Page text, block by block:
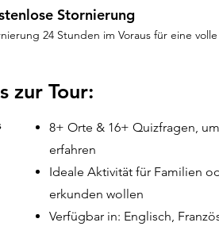
Stornierung
24 Stunden im Voraus für eine
zur Tour:
8+ Orte & 16+ Quizfragen,
erfahren
Ideale Aktivität für Familien
erkunden wollen
Verfügbar in: Englisch,